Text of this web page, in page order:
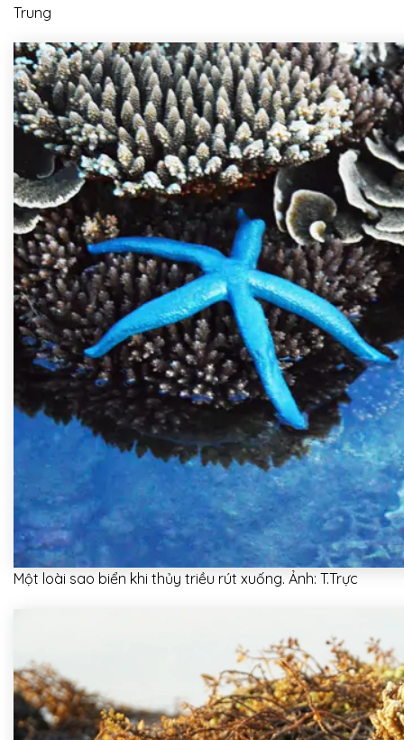
Trung
Một loài sao biển khi thủy triều rút xuống. Ảnh: T.Trực